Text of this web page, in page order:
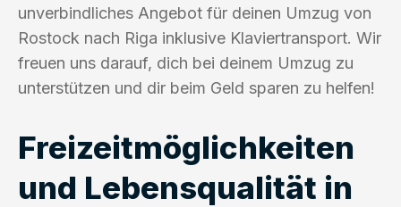
unverbindliches Angebot für deinen Umzug von
Rostock nach Riga inklusive Klaviertransport. Wir
freuen uns darauf, dich bei deinem Umzug zu
unterstützen und dir beim Geld sparen zu helfen!
Freizeitmöglichkeiten
und Lebensqualität in